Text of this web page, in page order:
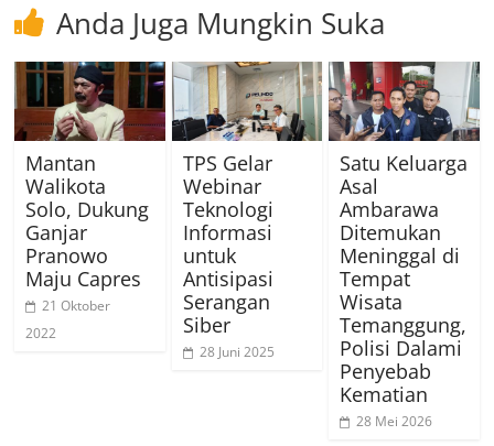
Anda Juga Mungkin Suka
Mantan
Walikota
Solo, Dukung
Ganjar
Pranowo
Maju Capres
21 Oktober
2022
TPS Gelar
Webinar
Teknologi
Informasi
untuk
Antisipasi
Serangan
Siber
28 Juni 2025
Satu Keluarga
Asal
Ambarawa
Ditemukan
Meninggal di
Tempat
Wisata
Temanggung,
Polisi Dalami
Penyebab
Kematian
28 Mei 2026